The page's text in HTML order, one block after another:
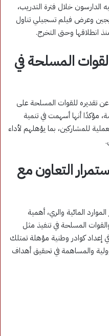
الدارسون خلال فترة التدريب،
وعرض فيلم تسجيلي تناول
انطلاقها وحتى التخرج.
المسلحة في
تقديره للقوات المسلحة على
مؤكدًا أنها أسهمت في تنمية
للمشاركين، بما يؤهلهم لأداء
التعاون مع
المائية والري، أهمية
المسلحة في تنفيذ مثل
إعداد كوادر وطنية مؤهلة تمتلك
والمساهمة في تحقيق أهداف